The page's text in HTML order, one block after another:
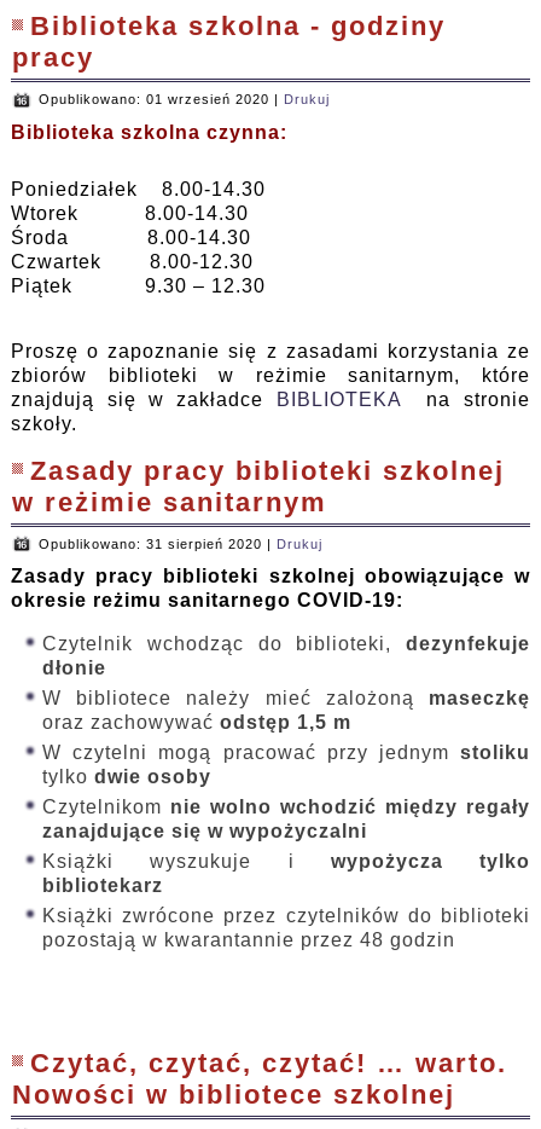
Biblioteka szkolna - godziny
pracy
Opublikowano: 01 wrzesień 2020 Drukuj
Biblioteka szkolna czynna:
Poniedziałek 8.00-14.30
Wtorek 8.00-14.30
Środa 8.00-14.30
Czwartek 8.00-12.30
Piątek 9.30 – 12.30
Proszę o zapoznanie się z zasadami korzystania ze
zbiorów biblioteki w reżimie sanitarnym, które
znajdują się w zakładce
BIBLIOTEKA na stronie
szkoły.
Zasady pracy biblioteki szkolnej
w reżimie sanitarnym
Opublikowano: 31 sierpień 2020 | Drukuj
Zasady pracy biblioteki szkolnej obowiązujące w
okresie reżimu sanitarnego COVID-19:
Czytelnik wchodząc do biblioteki,
dezynfekuje
dłonie
W bibliotece należy mieć zalożoną maseczkę
oraz zachowywaćodstęp 1,5 m
W czytelni mogą pracować przy jednym stoliku
tylkodwie osoby
Czytelnikom nie wolno wchodzić między regały
zanajdujące się w wypożyczalni
Książki wyszukuje i wypożycza tylko
bibliotekarz
Książki zwrócone przez czytelników do biblioteki
pozostają w kwarantannie przez 48 godzin
Czytać, czytać, czytać! … warto.
Nowości w bibliotece szkolnej